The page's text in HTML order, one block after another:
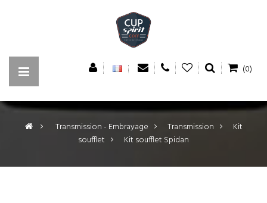
(0)
> Transmission - Embrayage > Transmission >
Kit
soufflet > Kit soufflet Spidan